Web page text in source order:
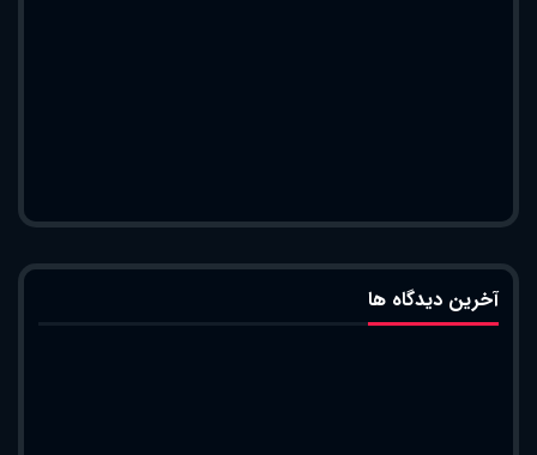
آخرین دیدگاه ها